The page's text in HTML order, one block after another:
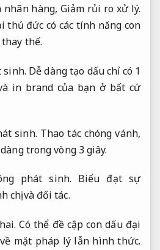
nhãn hàng, Giảm rủi ro xử lý.
thủ đức có các tính năng con
thế.
sinh. Dễ dàng tạo dấu chỉ có 1
in brand của bạn ở bất cứ
sinh. Thao tác chóng vánh,
trong vòng 3 giây.
phát sinh. Biểu đạt sự
chị và đối tác.
Có thể đề cập con dấu đại
mặt pháp lý lẫn hình thức.